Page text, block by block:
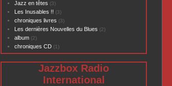
Jazz en têtes (3)
Les Inusables !! (3)
chroniques livres (3)
Les dernières Nouvelles du Blues (2)
album (2)
chroniques CD (1)
Jazzbox Radio
International